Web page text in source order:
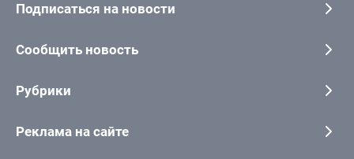
Подписаться на новости
Сообщить новость
Рубрики
Реклама на сайте